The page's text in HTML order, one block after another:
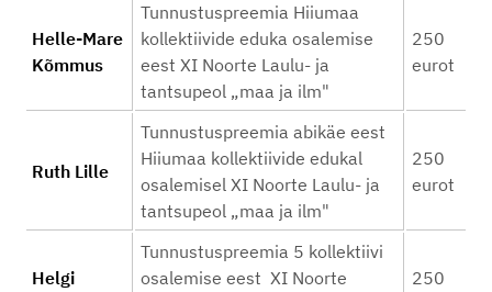
Helle-Mare
Kõmmus
Tunnustuspreemia Hiiumaa
kollektiivide eduka osalemise
eest XI Noorte Laulu- ja
tantsupeol „maa ja ilm"
250
eurot
Ruth Lille
Tunnustuspreemia abikäe eest
Hiiumaa kollektiivide edukal
osalemisel XI Noorte Laulu- ja
tantsupeol „maa ja ilm"
250
eurot
Helgi
Tunnustuspreemia 5 kollektiivi
osalemise eest XI Noorte
250